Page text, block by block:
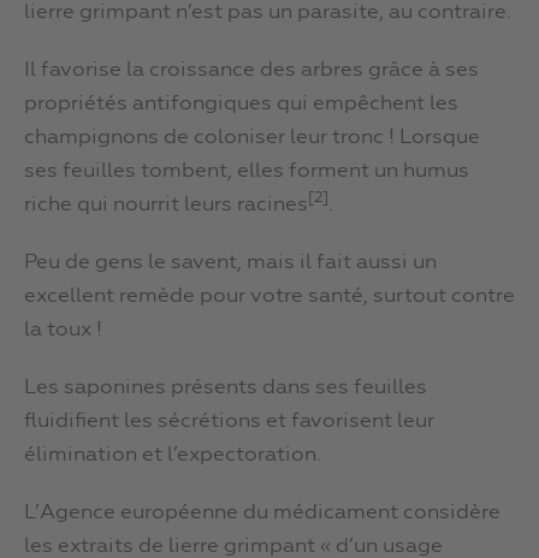
lierre grimpant n’est pas un parasite, au contraire.
Il favorise la croissance des arbres grâce à ses
propriétés antifongiques qui empêchent les
champignons de coloniser leur tronc ! Lorsque
ses feuilles tombent, elles forment un humus
riche qui nourrit leurs racines 2] .
Peu de gens le savent, mais il fait aussi un
excellent remède pour votre santé, surtout contre
la toux !
Les saponines présents dans ses feuilles
fluidifient les sécrétions et favorisent leur
élimination et l’expectoration.
L’Agence européenne du médicament considère
les extraits de lierre grimpant « d’un usage